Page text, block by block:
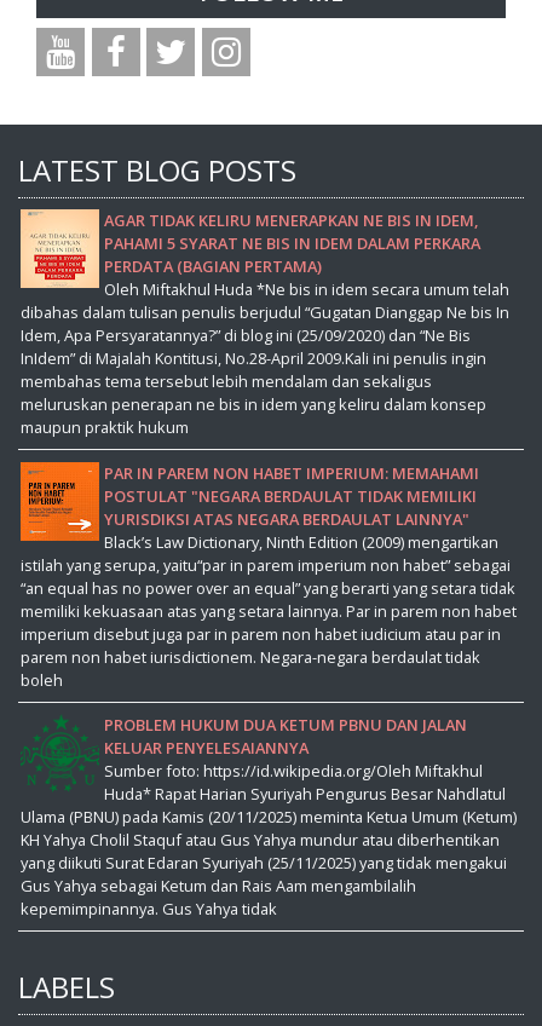
LATEST BLOG POSTS
AGAR TIDAK KELIRU MENERAPKAN NE BIS IN IDEM,
PAHAMI 5 SYARAT NE BIS IN IDEM DALAM PERKARA
PERDATA (BAGIAN PERTAMA)
Oleh Miftakhul Huda *Ne bis in idem secara umum telah
dibahas dalam tulisan penulis berjudul “Gugatan Dianggap Ne bis In
Idem, Apa Persyaratannya?” di blog ini (25/09/2020) dan “Ne Bis
InIdem” di Majalah Kontitusi, No.28-April 2009.Kali ini penulis ingin
membahas tema tersebut lebih mendalam dan sekaligus
meluruskan penerapan ne bis in idem yang keliru dalam konsep
maupun praktik hukum
PAR IN PAREM NON HABET IMPERIUM: MEMAHAMI
POSTULAT "NEGARA BERDAULAT TIDAK MEMILIKI
YURISDIKSI ATAS NEGARA BERDAULAT LAINNYA"
Black’s Law Dictionary, Ninth Edition (2009) mengartikan
istilah yang serupa, yaitu“par in parem imperium non habet” sebagai
“an equal has no power over an equal” yang berarti yang setara tidak
memiliki kekuasaan atas yang setara lainnya. Par in parem non habet
imperium disebut juga par in parem non habet iudicium atau par in
parem non habet iurisdictionem. Negara-negara berdaulat tidak
boleh
PROBLEM HUKUM DUA KETUM PBNU DAN JALAN
KELUAR PENYELESAIANNYA
Sumber foto: https://id.wikipedia.org/Oleh Miftakhul
Huda* Rapat Harian Syuriyah Pengurus Besar Nahdlatul
Ulama (PBNU) pada Kamis (20/11/2025) meminta Ketua Umum (Ketum)
KH Yahya Cholil Staquf atau Gus Yahya mundur atau diberhentikan
yang diikuti Surat Edaran Syuriyah (25/11/2025) yang tidak mengakui
Gus Yahya sebagai Ketum dan Rais Aam mengambilalih
kepemimpinannya. Gus Yahya tidak
LABELS